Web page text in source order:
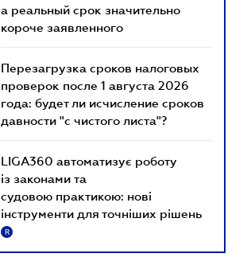
а реальный срок значительно
короче заявленного
Перезагрузка сроков налоговых
проверок после 1 августа 2026
года: будет ли исчисление сроков
давности "с чистого листа"?
LIGA360 автоматизує роботу
із законами та
судовою практикою: нові
інструменти для точніших рішень
R